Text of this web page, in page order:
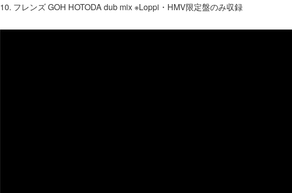
10. フレンズ GOH HOTODA dub mix ※Loppi・HMV限定盤のみ収録